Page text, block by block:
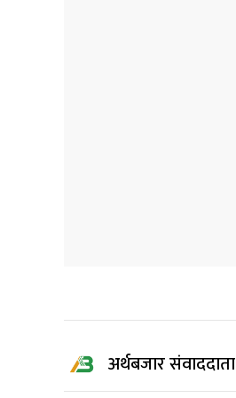
अर्थबजार संवाददाता